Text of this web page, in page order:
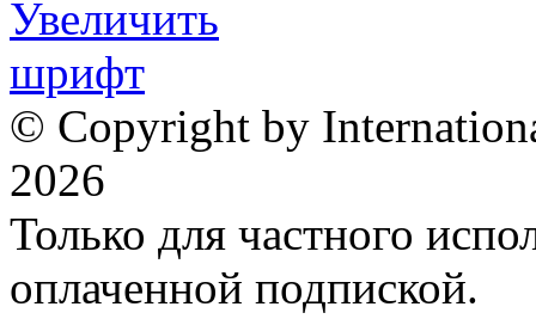
© Copyright by
2026
Только для частного
оплаченной подпиской.